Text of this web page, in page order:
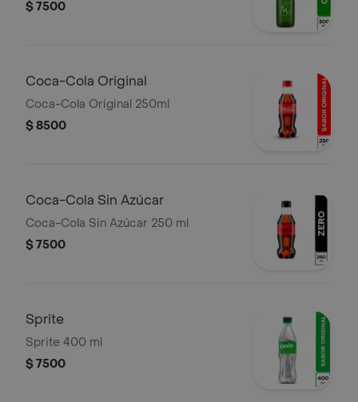
$ 7500
Coca-Cola Original
Coca-Cola Original 250ml
$ 8500
Coca-Cola Sin Azúcar
Coca-Cola Sin Azúcar 250 ml
$ 7500
Sprite
Sprite 400 ml
$ 7500